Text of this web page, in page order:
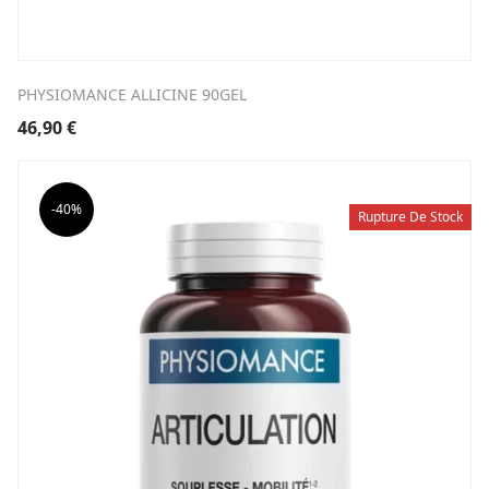
PHYSIOMANCE ALLICINE 90GEL
46,90€
Rupture De Stock
-40%